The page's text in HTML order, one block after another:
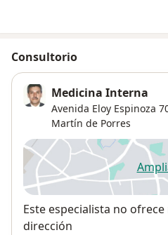
Consultorio
Medicina Interna
Avenida Eloy Espinoza
Martín de Porres
Disponibilidad
Este especialista no
dirección